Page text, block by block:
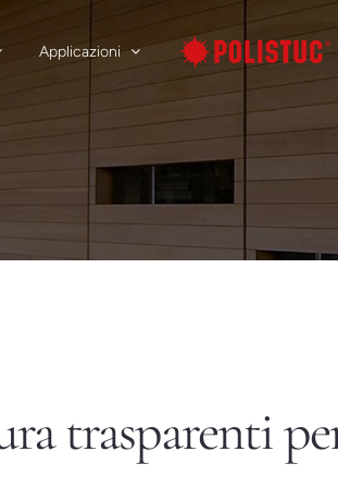
Applicazioni
trasparenti